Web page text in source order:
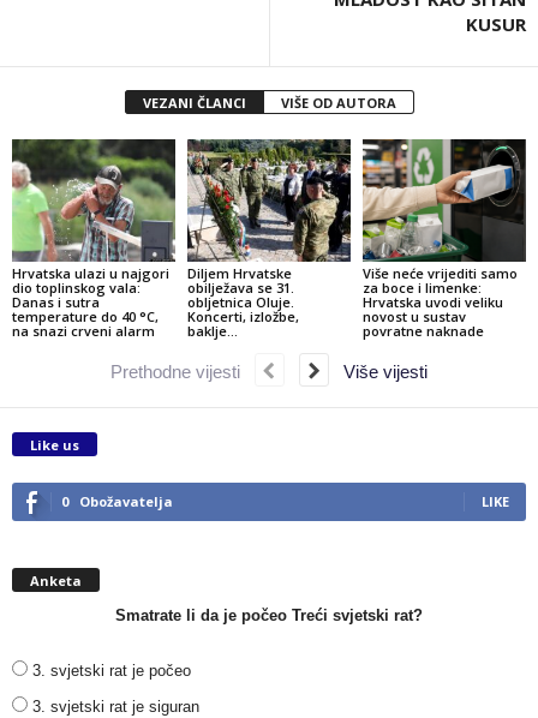
KUSUR
VEZANI ČLANCI VIŠE OD AUTORA
Hrvatska ulazi u najgori
dio toplinskog vala:
Danas i sutra
temperature do 40 °C,
na snazi crveni alarm
Diljem Hrvatske
obilježava se 31.
obljetnica Oluje.
Koncerti, izložbe,
baklje…
Više neće vrijediti samo
za boce i limenke:
Hrvatska uvodi veliku
novost u sustav
povratne naknade
Prethodne vijesti Više vijesti
Like us
0 Obožavatelja LIKE
Anketa
Smatrate li da je počeo Treći svjetski rat?
3. svjetski rat je počeo
3. svjetski rat je siguran